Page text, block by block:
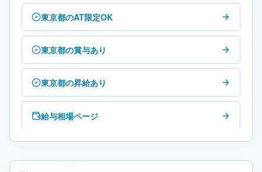
東京都のAT限定OK
東京都の賞与あり
東京都の昇給あり
給与相場ページ